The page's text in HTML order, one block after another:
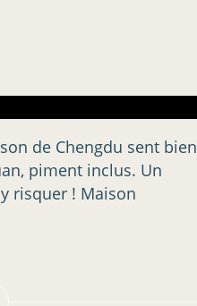
de Chengdu sent bien
piment inclus. Un
risquer ! Maison